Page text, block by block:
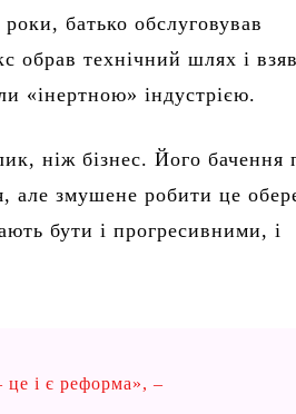
батько обслуговував
обрав технічний шлях і
«інертною» індустрією.
ніж бізнес. Його бачення
але змушене робити це
бути і прогресивними, і
і є реформа», –